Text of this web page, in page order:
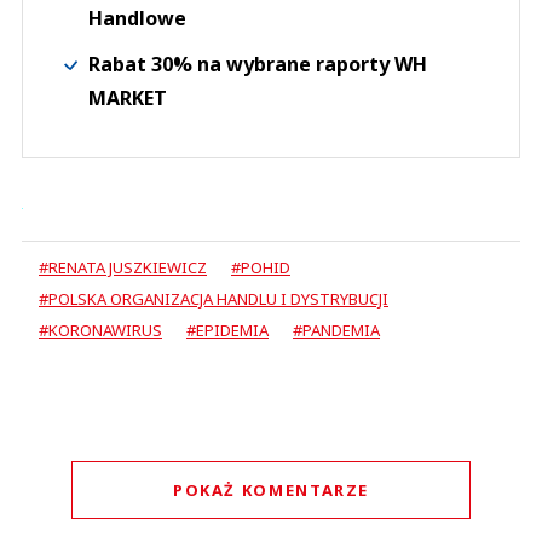
Handlowe
Rabat 30% na wybrane raporty WH
MARKET
#RENATA JUSZKIEWICZ
#POHID
#POLSKA ORGANIZACJA HANDLU I DYSTRYBUCJI
#KORONAWIRUS
#EPIDEMIA #PANDEMIA
POKAŻ KOMENTARZE